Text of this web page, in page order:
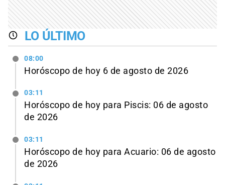
LO ÚLTIMO
08:00
Horóscopo de hoy 6 de agosto de 2026
03:11
Horóscopo de hoy para Piscis: 06 de agosto
de 2026
03:11
Horóscopo de hoy para Acuario: 06 de agosto
de 2026